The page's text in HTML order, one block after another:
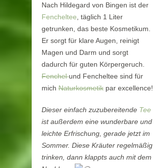
Nach Hildegard von Bingen ist der
Fencheltee , täglich 1 Liter
getrunken, das beste Kosmetikum.
Er sorgt für klare Augen, reinigt
Magen und Darm und sorgt
dadurch für guten Körpergeruch.
Fenchelund Fencheltee sind für
mich Naturkosmetik par excellence!
Dieser einfach zuzubereitende Tee
ist außerdem eine wunderbare und
leichte Erfrischung, gerade jetzt im
Sommer. Diese Kräuter regelmäßig
trinken, dann klappts auch mit dem